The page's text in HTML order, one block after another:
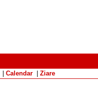
Calendar Ziare